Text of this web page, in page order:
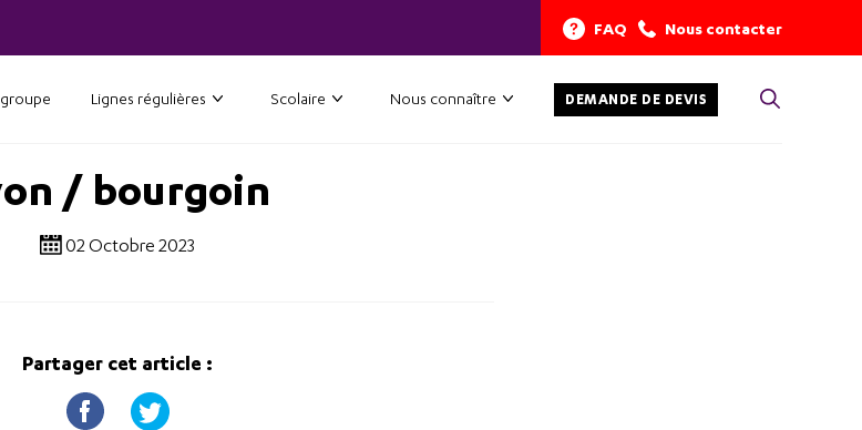
FAQ Nous contacter
Lignes régulières Scolaire Nous connaître DEMANDE DE DEVIS
/ bourgoin
02 Octobre 2023
Partager cet article :